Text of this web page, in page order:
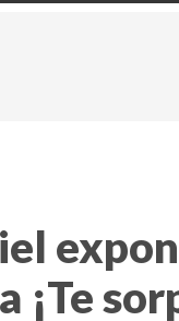
¡Te